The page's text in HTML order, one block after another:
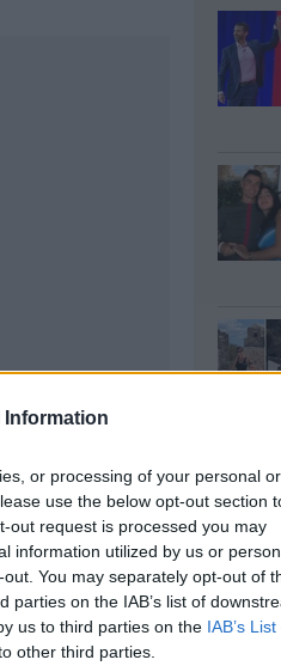
Information
or processing of your personal or
use the below opt-out section
out request is processed you may
information utilized by us or
You may separately opt-out of
on the IAB’s list of
us to third parties on the IAB’s
other third parties.